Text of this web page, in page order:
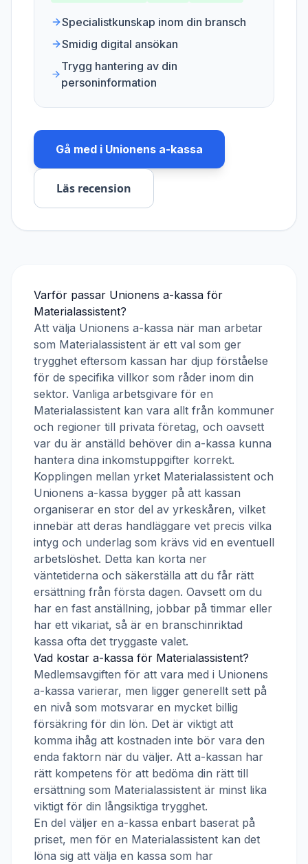
Specialistkunskap inom din bransch
Smidig digital ansökan
Trygg hantering av din
personinformation
Gå med i Unionens a-kassa
Läs recension
Varför passar Unionens a-kassa för
Materialassistent?
Att välja Unionens a-kassa när man arbetar
som Materialassistent är ett val som ger
trygghet eftersom kassan har djup förståelse
för de specifika villkor som råder inom din
sektor. Vanliga arbetsgivare för en
Materialassistent kan vara allt från kommuner
och regioner till privata företag, och oavsett
var du är anställd behöver din a-kassa kunna
hantera dina inkomstuppgifter korrekt.
Kopplingen mellan yrket Materialassistent och
Unionens a-kassa bygger på att kassan
organiserar en stor del av yrkeskåren, vilket
innebär att deras handläggare vet precis vilka
intyg och underlag som krävs vid en eventuell
arbetslöshet. Detta kan korta ner
väntetiderna och säkerställa att du får rätt
ersättning från första dagen. Oavsett om du
har en fast anställning, jobbar på timmar eller
har ett vikariat, så är en branschinriktad
kassa ofta det tryggaste valet.
Vad kostar a-kassa för Materialassistent?
Medlemsavgiften för att vara med i Unionens
a-kassa varierar, men ligger generellt sett på
en nivå som motsvarar en mycket billig
försäkring för din lön. Det är viktigt att
komma ihåg att kostnaden inte bör vara den
enda faktorn när du väljer. Att a-kassan har
rätt kompetens för att bedöma din rätt till
ersättning som Materialassistent är minst lika
viktigt för din långsiktiga trygghet.
En del väljer en a-kassa enbart baserat på
priset, men för en Materialassistent kan det
löna sig att välja en kassa som har